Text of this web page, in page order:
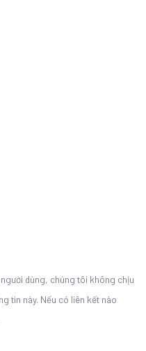
dùng, chúng tôi không chịu
tin này. Nếu có liên kết nào